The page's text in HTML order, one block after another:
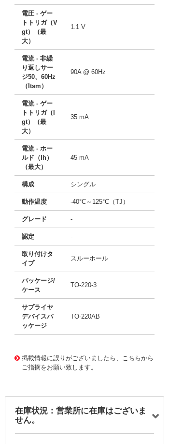
電圧 - ゲー
トトリガ（V
gt）（最
大）
1.1 V
電流 - 非繰
り返しサー
ジ50、60Hz
（Itsm）
90A @ 60Hz
電流 - ゲー
トトリガ（I
gt）（最
大）
35 mA
電流 - ホー
ルド（Ih）
（最大）
45 mA
構成 シングル
動作温度 -40°C～125°C（TJ）
グレード -
認定 -
取り付けタ
イプ
スルーホール
パッケージ/
ケース
TO-220-3
サプライヤ
デバイスパ
ッケージ
TO-220AB
掲載情報に誤りがございましたら、こちらから
ご指摘をお願い致します。
在庫状況：営業所に在庫はございま
せん。